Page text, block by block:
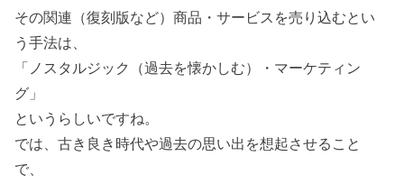
その関連（復刻版など）商品・サービスを売り込むとい
う手法は、
「ノスタルジック（過去を懐かしむ）・マーケティン
グ」
というらしいですね。
では、古き良き時代や過去の思い出を想起させること
で、